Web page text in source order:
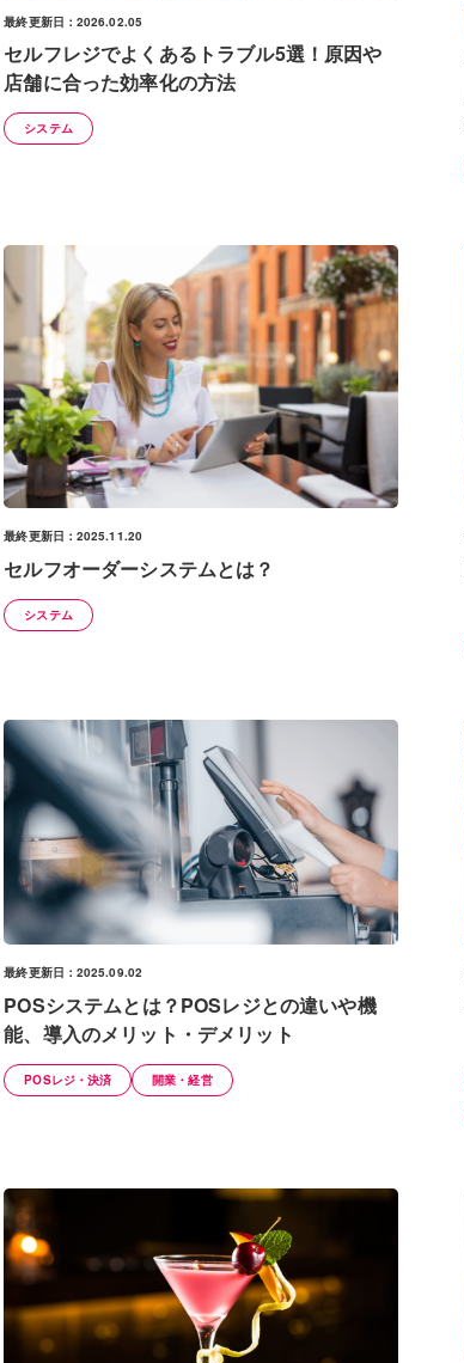
最終更新日：2026.02.05
セルフレジでよくあるトラブル5選！原因や
店舗に合った効率化の方法
システム
最終更新日：2025.11.20
セルフオーダーシステムとは？
システム
最終更新日：2025.09.02
POSシステムとは？POSレジとの違いや機
能、導入のメリット・デメリット
POSレジ・決済 開業・経営